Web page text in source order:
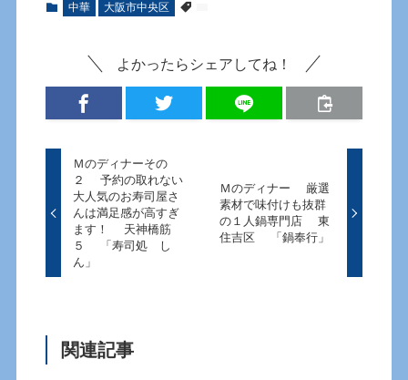
中華 大阪市中央区
よかったらシェアしてね！
Ｍのディナーその
２ 予約の取れない
大人気のお寿司屋さ
んは満足感が高すぎ
ます！ 天神橋筋
５ 「寿司処 し
ん」
Ｍのディナー 厳選
素材で味付けも抜群
の１人鍋専門店 東
住吉区 「鍋奉行」
関連記事